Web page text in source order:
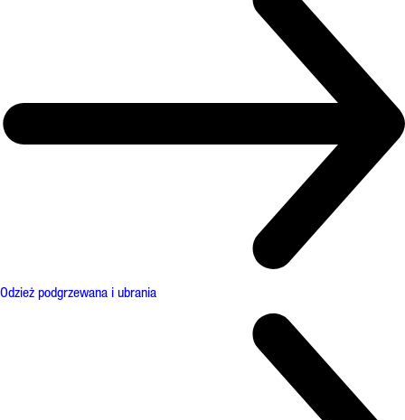
Odzież podgrzewana i ubrania